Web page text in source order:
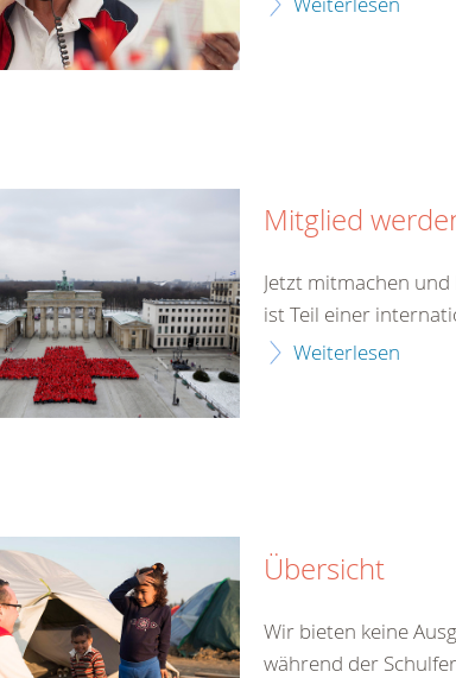
Mitglied
Jetzt mitmachen
ist Teil einer
Weiterlesen
Übersicht
Wir bieten keine
während der